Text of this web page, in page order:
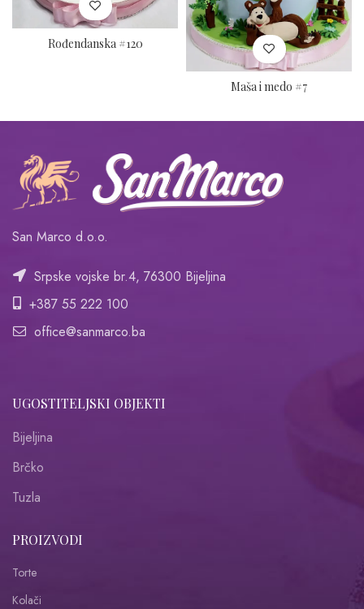
Rođendanska #120
Maša i medo #7
San Marco d.o.o.
Srpske vojske br.4, 76300 Bijeljina
+387 55 222 100
office@sanmarco.ba
UGOSTITELJSKI OBJEKTI
Bijeljina
Brčko
Tuzla
PROIZVODI
Torte
Kolači